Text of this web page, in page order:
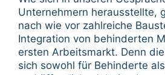
Unternehmern herausstellte,
nach wie vor zahlreiche
Integration von behinderten
ersten Arbeitsmarkt. Denn
sich sowohl für Behinderte